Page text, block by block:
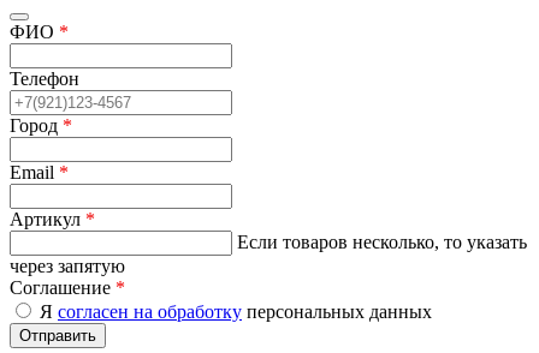
ФИО *
Телефон
Город *
Email *
Артикул *
Если товаров несколько, то указать
через запятую
Соглашение *
Я согласен на обработку персональных данных